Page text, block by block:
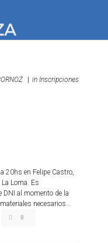
in Inscripciones
20hs en Felipe Castro,
Loma. Es
DNI al momento de la
necesarios...
0